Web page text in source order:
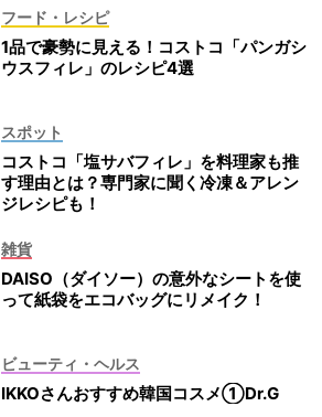
フード・レシピ
1品で豪勢に見える！コストコ「パンガシ
ウスフィレ」のレシピ4選
スポット
コストコ「塩サバフィレ」を料理家も推
す理由とは？専門家に聞く冷凍＆アレン
ジレシピも！
雑貨
DAISO（ダイソー）の意外なシートを使
って紙袋をエコバッグにリメイク！
ビューティ・ヘルス
IKKOさんおすすめ韓国コスメ①Dr.G